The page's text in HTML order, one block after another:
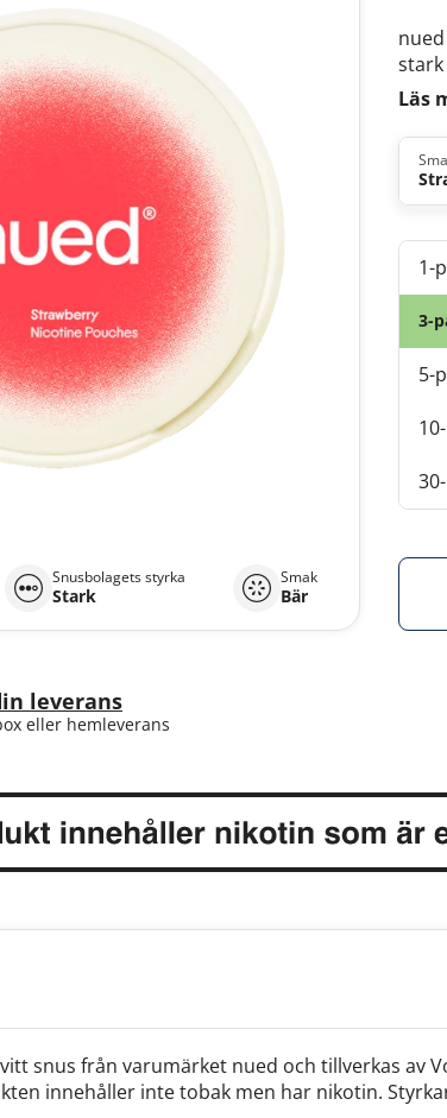
Läs
Snusbolagets styrka
Stark
Smak
Bär
1-
3-
5-
leverans
eller hemleverans
snus från varumärket nued och tillverkas av
innehåller inte tobak men har nikotin.